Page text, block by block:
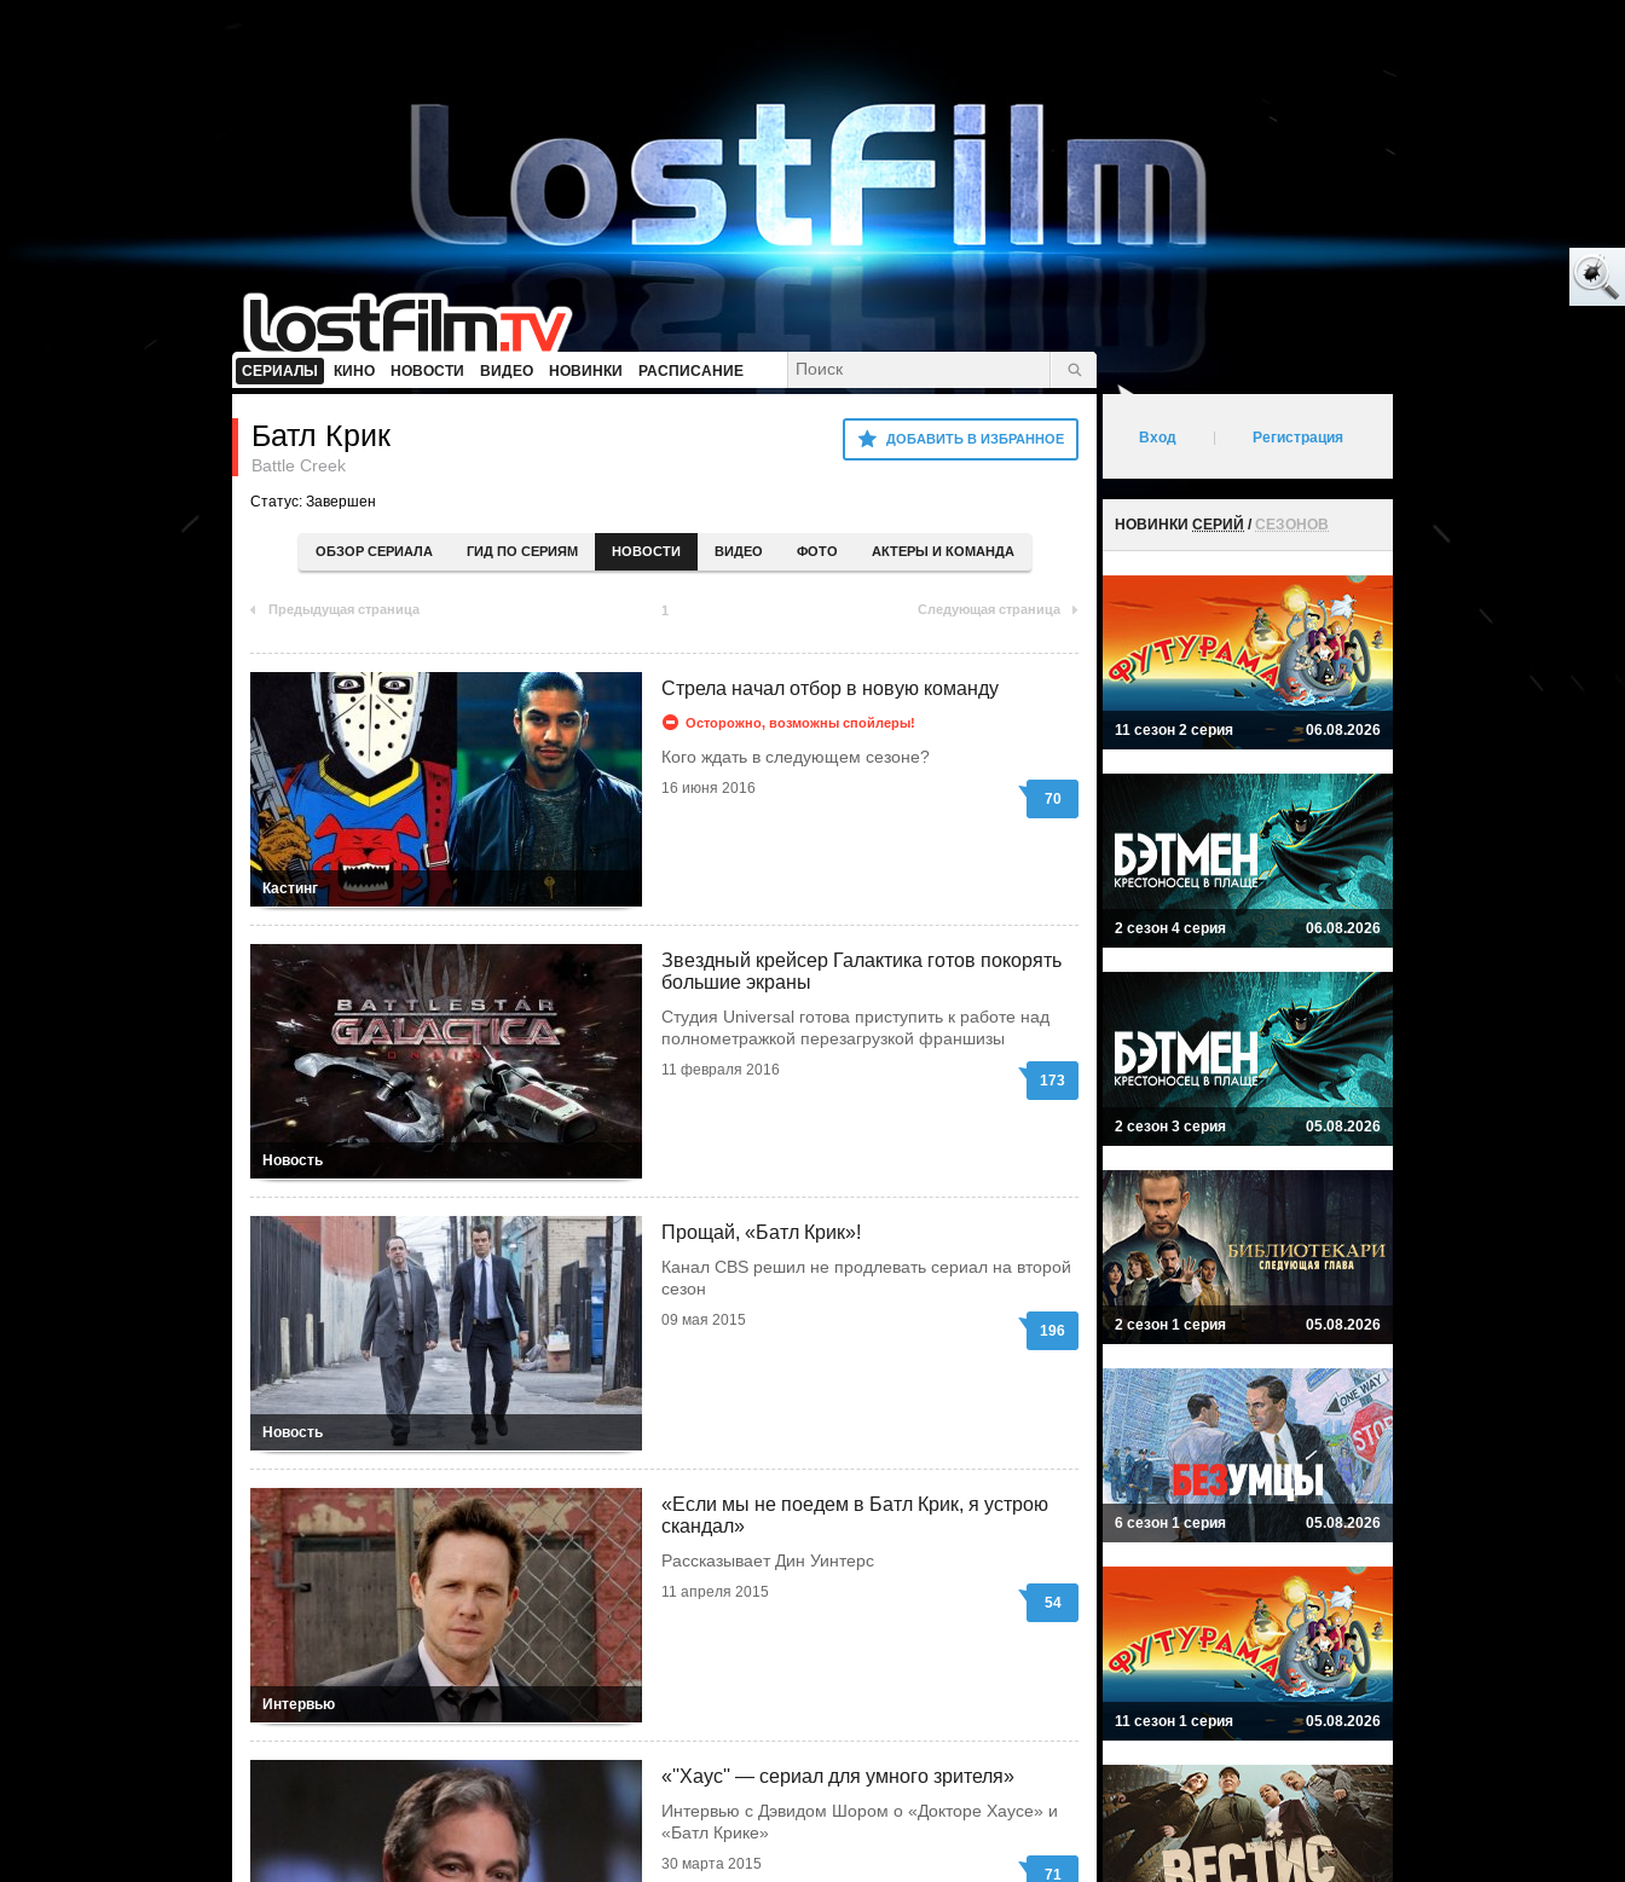
СЕРИАЛЫ КИНО НОВОСТИ ВИДЕО НОВИНКИ РАСПИСАНИЕ
ДОБАВИТЬ В ИЗБРАННОЕ
Батл Крик
Battle Creek
Статус: Завершен
ОБЗОР СЕРИАЛА ГИД ПО СЕРИЯМ НОВОСТИ ВИДЕО ФОТО АКТЕРЫ И КОМАНДА
Предыдущая страница 1 Следующая страница
Кастинг
Стрела начал отбор в новую команду
Осторожно, возможны спойлеры!
Кого ждать в следующем сезоне?
16 июня 2016
70
Новость
Звездный крейсер Галактика готов покорять
большие экраны
Студия Universal готова приступить к работе над
полнометражкой перезагрузкой франшизы
11 февраля 2016
173
Новость
Прощай, «Батл Крик»!
Канал CBS решил не продлевать сериал на второй
сезон
09 мая 2015
196
Интервью
«Если мы не поедем в Батл Крик, я устрою
скандал»
Рассказывает Дин Уинтерс
11 апреля 2015
54
«''Хаус'' — сериал для умного зрителя»
Интервью с Дэвидом Шором о «Докторе Хаусе» и
«Батл Крике»
30 марта 2015
71
Вход Регистрация
НОВИНКИ СЕРИЙ /СЕЗОНОВ
11 сезон 2 серия 06.08.2026
2 сезон 4 серия 06.08.2026
2 сезон 3 серия 05.08.2026
2 сезон 1 серия 05.08.2026
6 сезон 1 серия 05.08.2026
11 сезон 1 серия 05.08.2026